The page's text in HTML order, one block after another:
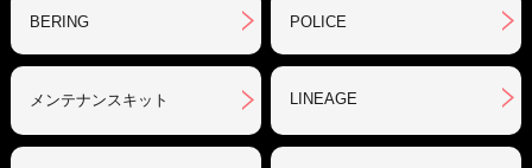
BERING POLICE
メンテナンスキット LINEAGE